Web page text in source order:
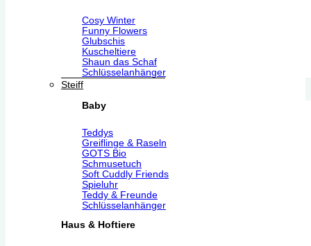
Cosy Winter
Funny Flowers
Glubschis
Kuscheltiere
Shaun das Schaf
Schlüsselanhänger
Steiff
Baby
Teddys
Greiflinge & Raseln
GOTS Bio
Schmusetuch
Soft Cuddly Friends
Spieluhr
Teddy & Freunde
Schlüsselanhänger
Haus & Hoftiere